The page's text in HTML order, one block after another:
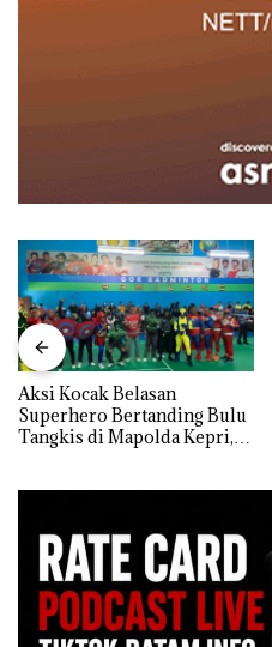
Aksi Kocak Belasan
Superhero Bertanding Bulu
Tangkis di Mapolda Kepri,